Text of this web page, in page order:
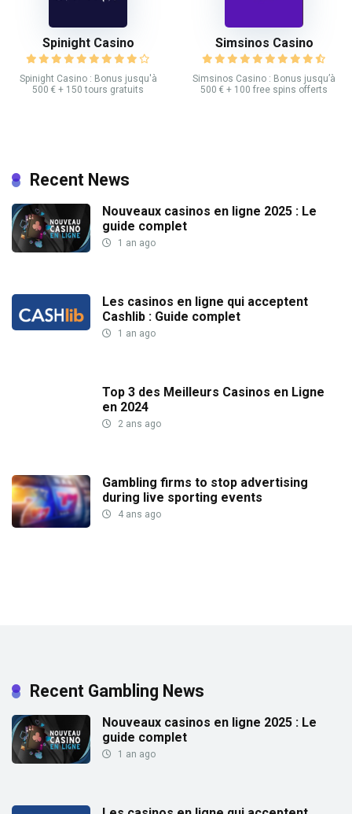
Spinight Casino
Spinight Casino : Bonus jusqu'à
500 € + 150 tours gratuits
Simsinos Casino
Simsinos Casino : Bonus jusqu’à
500 € + 100 free spins offerts
Recent News
Nouveaux casinos en ligne 2025 : Le
guide complet
1 an ago
Les casinos en ligne qui acceptent
Cashlib : Guide complet
1 an ago
Top 3 des Meilleurs Casinos en Ligne
en 2024
2 ans ago
Gambling firms to stop advertising
during live sporting events
4 ans ago
Recent Gambling News
Nouveaux casinos en ligne 2025 : Le
guide complet
1 an ago